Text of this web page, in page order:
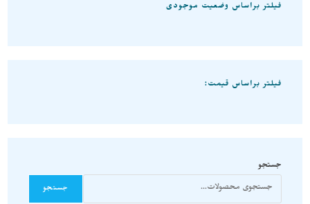
فیلتر براساس وضعیت موجودی
فیلتر براساس قیمت:
جستجو
جستجو